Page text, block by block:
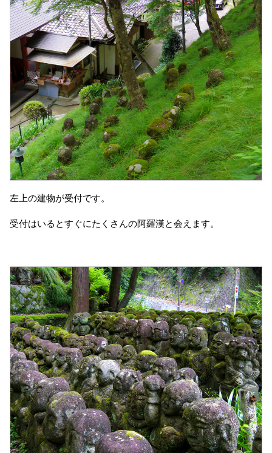
左上の建物が受付です。
受付はいるとすぐにたくさんの阿羅漢と会えます。